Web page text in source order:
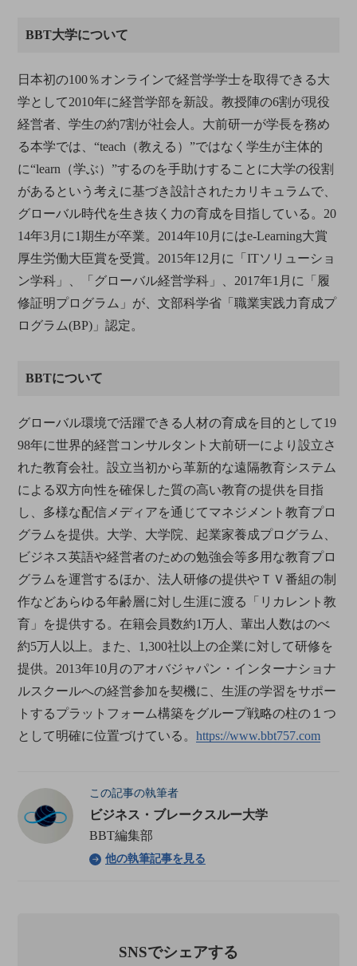
BBT大学について
日本初の100％オンラインで経営学学士を取得できる大
学として2010年に経営学部を新設。教授陣の6割が現役
経営者、学生の約7割が社会人。大前研一が学長を務め
る本学では、“teach（教える）”ではなく学生が主体的
に“learn（学ぶ）”するのを手助けすることに大学の役割
があるという考えに基づき設計されたカリキュラムで、
グローバル時代を生き抜く力の育成を目指している。20
14年3月に1期生が卒業。2014年10月にはe-Learning大賞
厚生労働大臣賞を受賞。2015年12月に「ITソリューショ
ン学科」、「グローバル経営学科」、2017年1月に「履
修証明プログラム」が、文部科学省「職業実践力育成プ
ログラム(BP)」認定。
BBTについて
グローバル環境で活躍できる人材の育成を目的として19
98年に世界的経営コンサルタント大前研一により設立さ
れた教育会社。設立当初から革新的な遠隔教育システム
による双方向性を確保した質の高い教育の提供を目指
し、多様な配信メディアを通じてマネジメント教育プロ
グラムを提供。大学、大学院、起業家養成プログラム、
ビジネス英語や経営者のための勉強会等多用な教育プロ
グラムを運営するほか、法人研修の提供やＴＶ番組の制
作などあらゆる年齢層に対し生涯に渡る「リカレント教
育」を提供する。在籍会員数約1万人、輩出人数はのべ
約5万人以上。また、1,300社以上の企業に対して研修を
提供。2013年10月のアオバジャパン・インターナショナ
ルスクールへの経営参加を契機に、生涯の学習をサポー
トするプラットフォーム構築をグループ戦略の柱の１つ
として明確に位置づけている。https://www.bbt757.com
この記事の執筆者
ビジネス・ブレークスルー大学
BBT編集部
他の執筆記事を見る
SNSでシェアする